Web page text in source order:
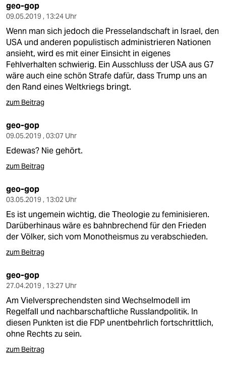
geo-gop
09.05.2019 , 13:24 Uhr
Wenn man sich jedoch die Presselandschaft in Israel, den
USA und anderen populistisch administrieren Nationen
ansieht, wird es mit einer Einsicht in eigenes
Fehlverhalten schwierig. Ein Ausschluss der USA aus G7
wäre auch eine schön Strafe dafür, dass Trump uns an
den Rand eines Weltkriegs bringt.
zum Beitrag
geo-gop
09.05.2019 , 03:07 Uhr
Edewas? Nie gehört.
zum Beitrag
geo-gop
03.05.2019 , 13:02 Uhr
Es ist ungemein wichtig, die Theologie zu feminisieren.
Darüberhinaus wäre es bahnbrechend für den Frieden
der Völker, sich vom Monotheismus zu verabschieden.
zum Beitrag
geo-gop
27.04.2019 , 13:27 Uhr
Am Vielversprechendsten sind Wechselmodell im
Regelfall und nachbarschaftliche Russlandpolitik. In
diesen Punkten ist die FDP unentbehrlich fortschrittlich,
ohne Rechts zu sein.
zum Beitrag